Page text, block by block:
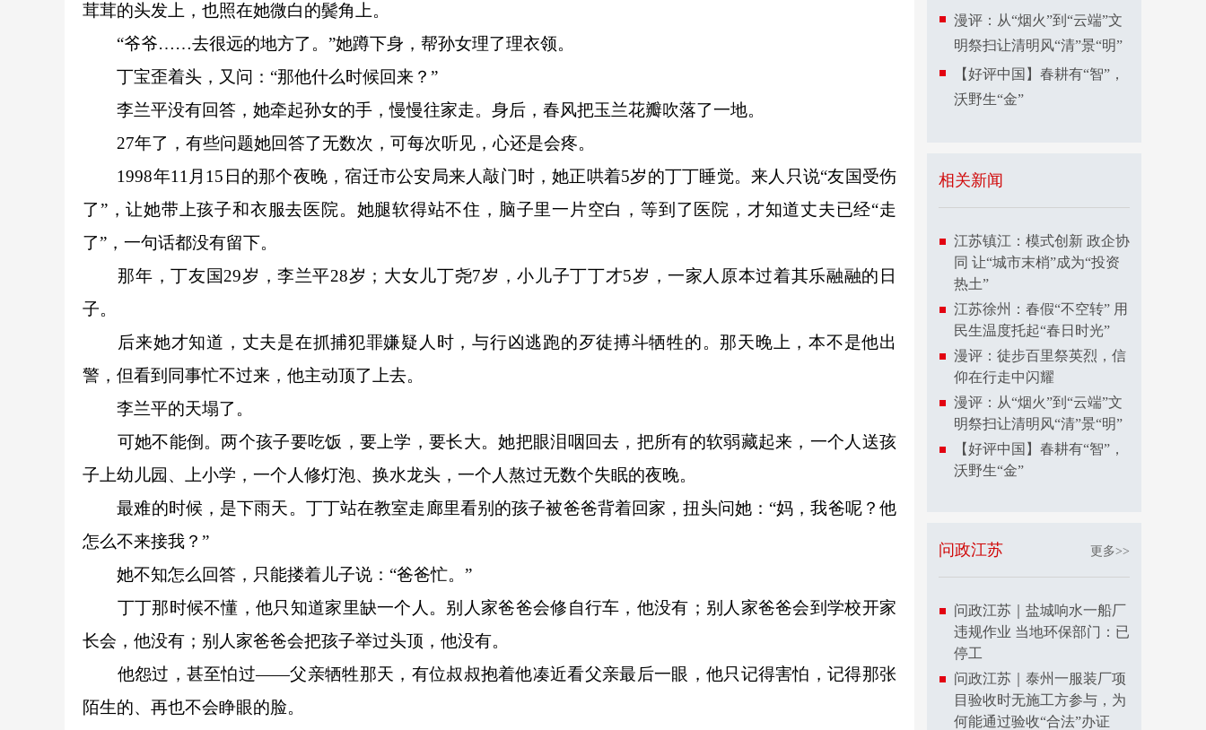
茸茸的头发上，也照在她微白的鬓角上。
“爷爷……去很远的地方了。”她蹲下身，帮孙女理了理衣领。
丁宝歪着头，又问：“那他什么时候回来？”
李兰平没有回答，她牵起孙女的手，慢慢往家走。身后，春风把玉兰花瓣吹落了一地。
27年了，有些问题她回答了无数次，可每次听见，心还是会疼。
1998年11月15日的那个夜晚，宿迁市公安局来人敲门时，她正哄着5岁的丁丁睡觉。来人只说“友国受伤
了”，让她带上孩子和衣服去医院。她腿软得站不住，脑子里一片空白，等到了医院，才知道丈夫已经“走
了”，一句话都没有留下。
那年，丁友国29岁，李兰平28岁；大女儿丁尧7岁，小儿子丁丁才5岁，一家人原本过着其乐融融的日
子。
后来她才知道，丈夫是在抓捕犯罪嫌疑人时，与行凶逃跑的歹徒搏斗牺牲的。那天晚上，本不是他出
警，但看到同事忙不过来，他主动顶了上去。
李兰平的天塌了。
可她不能倒。两个孩子要吃饭，要上学，要长大。她把眼泪咽回去，把所有的软弱藏起来，一个人送孩
子上幼儿园、上小学，一个人修灯泡、换水龙头，一个人熬过无数个失眠的夜晚。
最难的时候，是下雨天。丁丁站在教室走廊里看别的孩子被爸爸背着回家，扭头问她：“妈，我爸呢？他
怎么不来接我？”
她不知怎么回答，只能搂着儿子说：“爸爸忙。”
丁丁那时候不懂，他只知道家里缺一个人。别人家爸爸会修自行车，他没有；别人家爸爸会到学校开家
长会，他没有；别人家爸爸会把孩子举过头顶，他没有。
他怨过，甚至怕过——父亲牺牲那天，有位叔叔抱着他凑近看父亲最后一眼，他只记得害怕，记得那张
陌生的、再也不会睁眼的脸。
漫评：从“烟火”到“云端”文
明祭扫让清明风“清”景“明”
【好评中国】春耕有“智”，
沃野生“金”
相关新闻
江苏镇江：模式创新 政企协
同 让“城市末梢”成为“投资
热土”
江苏徐州：春假“不空转” 用
民生温度托起“春日时光”
漫评：徒步百里祭英烈，信
仰在行走中闪耀
漫评：从“烟火”到“云端”文
明祭扫让清明风“清”景“明”
【好评中国】春耕有“智”，
沃野生“金”
问政江苏 更多>>
问政江苏｜盐城响水一船厂
违规作业 当地环保部门：已
停工
问政江苏｜泰州一服装厂项
目验收时无施工方参与，为
何能通过验收“合法”办证